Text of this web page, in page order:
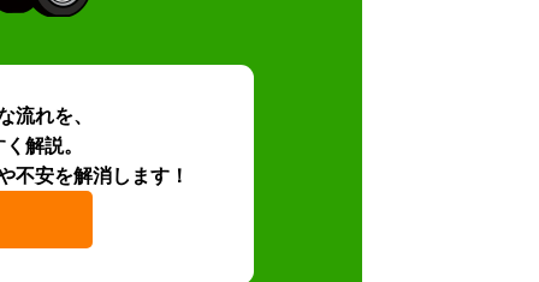
流れを、
解説。
不安を解消します！